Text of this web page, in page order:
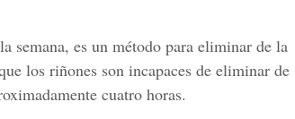
semana, es un método para eliminar de la
los riñones son incapaces de eliminar de
cuatro horas.